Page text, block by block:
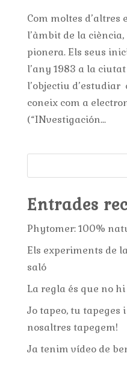
Com moltes d’altres
l’àmbit de la
pionera. Els seus
l’any 1983 a la
l’objectiu
coneix com a
(“INvestigación...
Entrades
Phytomer: 100%
Els experiments de
saló
La regla és que no
Jo tapeo, tu tapeges
nosaltres tapegem!
Ja tenim vídeo de